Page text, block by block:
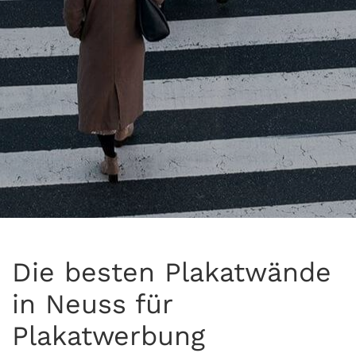
Die besten Plakatwände
in Neuss für
Plakatwerbung